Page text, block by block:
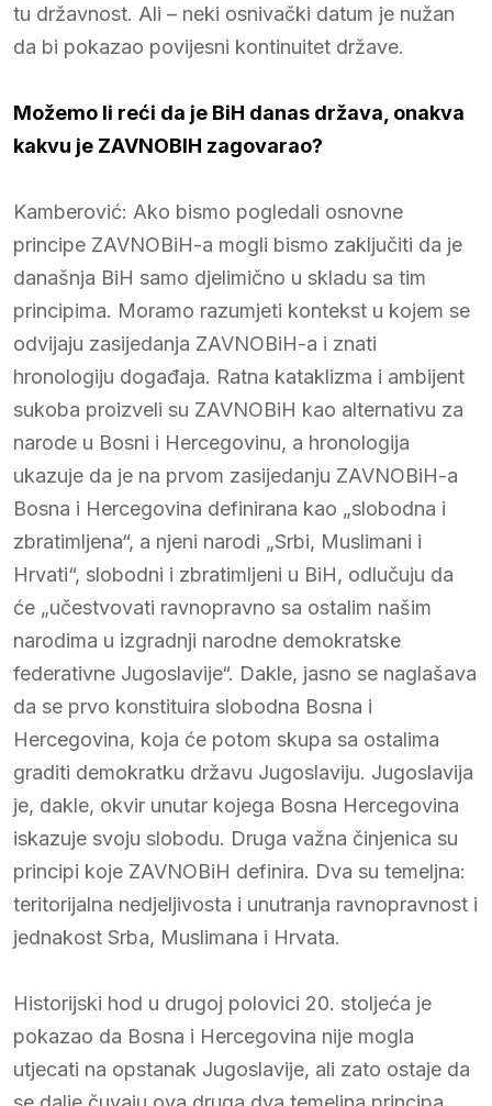
tu državnost. Ali – neki osnivački datum je nužan
da bi pokazao povijesni kontinuitet države.
Možemo li reći da je BiH danas država, onakva
kakvu je ZAVNOBIH zagovarao?
Kamberović: Ako bismo pogledali osnovne
principe ZAVNOBiH-a mogli bismo zaključiti da je
današnja BiH samo djelimično u skladu sa tim
principima. Moramo razumjeti kontekst u kojem se
odvijaju zasijedanja ZAVNOBiH-a i znati
hronologiju događaja. Ratna kataklizma i ambijent
sukoba proizveli su ZAVNOBiH kao alternativu za
narode u Bosni i Hercegovinu, a hronologija
ukazuje da je na prvom zasijedanju ZAVNOBiH-a
Bosna i Hercegovina definirana kao „slobodna i
zbratimljena“, a njeni narodi „Srbi, Muslimani i
Hrvati“, slobodni i zbratimljeni u BiH, odlučuju da
će „učestvovati ravnopravno sa ostalim našim
narodima u izgradnji narodne demokratske
federativne Jugoslavije“. Dakle, jasno se naglašava
da se prvo konstituira slobodna Bosna i
Hercegovina, koja će potom skupa sa ostalima
graditi demokratku državu Jugoslaviju. Jugoslavija
je, dakle, okvir unutar kojega Bosna Hercegovina
iskazuje svoju slobodu. Druga važna činjenica su
principi koje ZAVNOBiH definira. Dva su temeljna:
teritorijalna nedjeljivosta i unutranja ravnopravnost i
jednakost Srba, Muslimana i Hrvata.
Historijski hod u drugoj polovici 20. stoljeća je
pokazao da Bosna i Hercegovina nije mogla
utjecati na opstanak Jugoslavije, ali zato ostaje da